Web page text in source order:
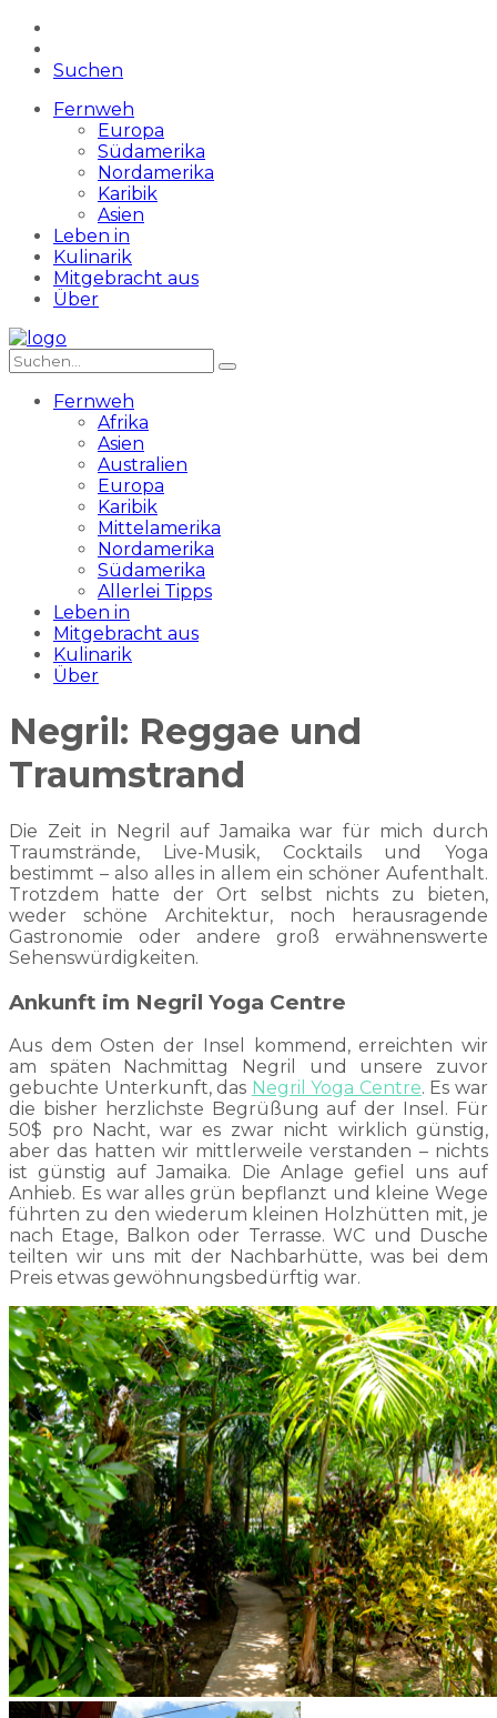
Suchen
Fernweh
Europa
Südamerika
Nordamerika
Karibik
Asien
Leben in
Kulinarik
Mitgebracht aus
Über
Fernweh
Afrika
Asien
Australien
Europa
Karibik
Mittelamerika
Nordamerika
Südamerika
Allerlei Tipps
Leben in
Mitgebracht aus
Kulinarik
Über
Negril: Reggae und
Traumstrand
Die Zeit in Negril auf Jamaika war für mich durch
Traumstrände, Live-Musik, Cocktails und Yoga
bestimmt – also alles in allem ein schöner Aufenthalt.
Trotzdem hatte der Ort selbst nichts zu bieten,
weder schöne Architektur, noch herausragende
Gastronomie oder andere groß erwähnenswerte
Sehenswürdigkeiten.
Ankunft im Negril Yoga Centre
Aus dem Osten der Insel kommend, erreichten wir
am späten Nachmittag Negril und unsere zuvor
gebuchte Unterkunft, das Negril Yoga Centre. Es war
die bisher herzlichste Begrüßung auf der Insel. Für
50$ pro Nacht, war es zwar nicht wirklich günstig,
aber das hatten wir mittlerweile verstanden – nichts
ist günstig auf Jamaika. Die Anlage gefiel uns auf
Anhieb. Es war alles grün bepflanzt und kleine Wege
führten zu den wiederum kleinen Holzhütten mit, je
nach Etage, Balkon oder Terrasse. WC und Dusche
teilten wir uns mit der Nachbarhütte, was bei dem
Preis etwas gewöhnungsbedürftig war.